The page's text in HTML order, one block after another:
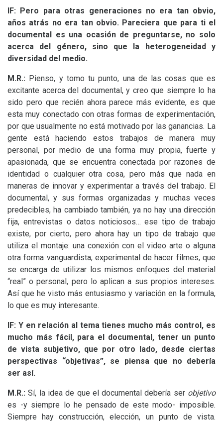
lF: Pero para otras generaciones no era tan obvio,
años atrás no era tan obvio. Pareciera que para ti el
documental es una ocasión de preguntarse, no solo
acerca del género, sino que la heterogeneidad y
diversidad del medio.
M.R.: Pienso, y tomo tu punto, una de las cosas que es
excitante acerca del documental, y creo que siempre lo ha
sido pero que recién ahora parece más evidente, es que
esta muy conectado con otras formas de experimentación,
por que usualmente no está motivado por las ganancias. La
gente está haciendo estos trabajos de manera muy
personal, por medio de una forma muy propia, fuerte y
apasionada, que se encuentra conectada por razones de
identidad o cualquier otra cosa, pero más que nada en
maneras de innovar y experimentar a través del trabajo. El
documental, y sus formas organizadas y muchas veces
predecibles, ha cambiado también, ya no hay una dirección
fija, entrevistas o datos noticiosos… ese tipo de trabajo
existe, por cierto, pero ahora hay un tipo de trabajo que
utiliza el montaje: una conexión con el video arte o alguna
otra forma vanguardista, experimental de hacer filmes, que
se encarga de utilizar los mismos enfoques del material
“real” o personal, pero lo aplican a sus propios intereses.
Así que he visto más entusiasmo y variación en la formula,
lo que es muy interesante.
lF: Y en relación al tema tienes mucho más control, es
mucho más fácil, para el documental, tener un punto
de vista subjetivo, que por otro lado, desde ciertas
perspectivas “objetivas”, se piensa que no debería
ser así.
M.R.:Sí, la idea de que el documental debería ser objetivo
es -y siempre lo he pensado de este modo- imposible.
Siempre hay construcción, elección, un punto de vista.